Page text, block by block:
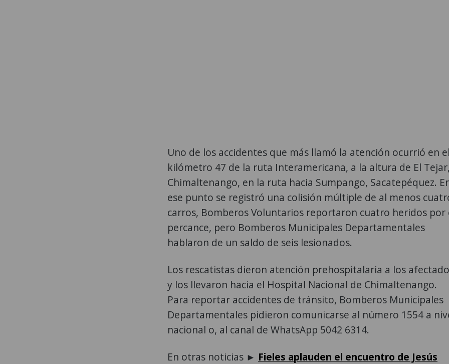
Uno de los accidentes que más llamó la atención ocurrió en
kilómetro 47 de la ruta Interamericana, a la altura de El
Chimaltenango, en la ruta hacia Sumpango, Sacatepéquez.
ese punto se registró una colisión múltiple de al menos
carros, Bomberos Voluntarios reportaron cuatro heridos por
percance, pero Bomberos Municipales Departamentales
hablaron de un saldo de seis lesionados.
Los rescatistas dieron atención prehospitalaria a los
y los llevaron hacia el Hospital Nacional de Chimaltenango.
Para reportar accidentes de tránsito, Bomberos Municipales
Departamentales pidieron comunicarse al número 1554 a
nacional o, al canal de WhatsApp 5042 6314.
En otras noticias ► Fieles aplauden el encuentro de Jesús